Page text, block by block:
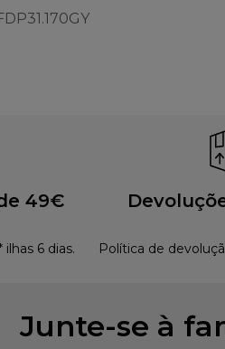
49€
6 dias. Política de
Junte-se à